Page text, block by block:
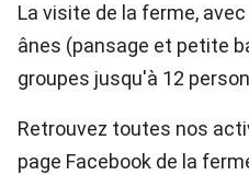
La visite de la ferme,
ânes (pansage et petite
groupes jusqu'à 12
Retrouvez toutes nos
page Facebook de la